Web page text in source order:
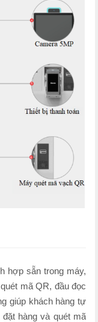
hợp sẵn trong máy,
mã QR, đầu đọc
giúp khách hàng tự
hàng và quét mã